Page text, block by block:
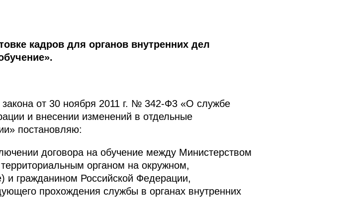
кадров для органов внутренних дел
закона от 30 ноября 2011 г. № 342-Ф3 «О службе
и внесении изменений в отдельные
постановляю:
договора на обучение между Министерством
органом на окружном,
и гражданином Российской Федерации,
прохождения службы в органах внутренних